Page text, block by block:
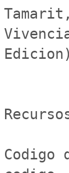
Codigo